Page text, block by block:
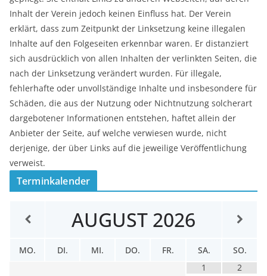
Inhalt der Verein jedoch keinen Einfluss hat. Der Verein
erklärt, dass zum Zeitpunkt der Linksetzung keine illegalen
Inhalte auf den Folgeseiten erkennbar waren. Er distanziert
sich ausdrücklich von allen Inhalten der verlinkten Seiten, die
nach der Linksetzung verändert wurden. Für illegale,
fehlerhafte oder unvollständige Inhalte und insbesondere für
Schäden, die aus der Nutzung oder Nichtnutzung solcherart
dargebotener Informationen entstehen, haftet allein der
Anbieter der Seite, auf welche verwiesen wurde, nicht
derjenige, der über Links auf die jeweilige Veröffentlichung
verweist.
Terminkalender
AUGUST 2026
MO. DI. MI. DO. FR. SA.
SO.
1
2